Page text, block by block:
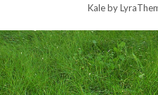
Kaleby